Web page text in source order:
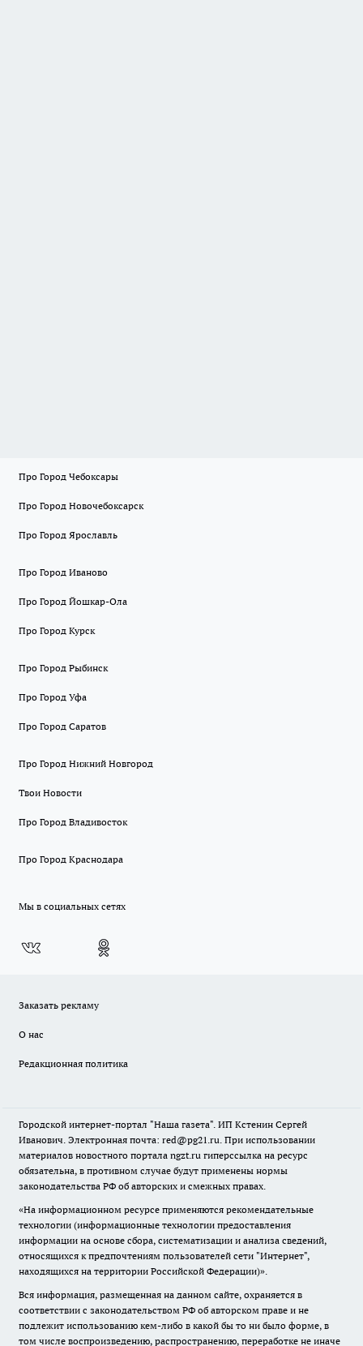
Про Город Чебоксары
Про Город Новочебоксарск
Про Город Ярославль
Про Город Иваново
Про Город Йошкар-Ола
Про Город Курск
Про Город Рыбинск
Про Город Уфа
Про Город Саратов
Про Город Нижний Новгород
Твои Новости
Про Город Владивосток
Про Город Краснодара
Мы в социальных сетях
Заказать рекламу
О нас
Редакционная политика
Городской интернет-портал "Наша газета". ИП Кстенин Сергей
Иванович. Электронная почта: red@pg21.ru. При использовании
материалов новостного портала ngzt.ru гиперссылка на ресурс
обязательна, в противном случае будут применены нормы
законодательства РФ об авторских и смежных правах.
«На информационном ресурсе применяются рекомендательные
технологии (информационные технологии предоставления
информации на основе сбора, систематизации и анализа сведений,
относящихся к предпочтениям пользователей сети "Интернет",
находящихся на территории Российской Федерации)».
Вся информация, размещенная на данном сайте, охраняется в
соответствии с законодательством РФ об авторском праве и не
подлежит использованию кем-либо в какой бы то ни было форме, в
том числе воспроизведению, распространению, переработке не иначе